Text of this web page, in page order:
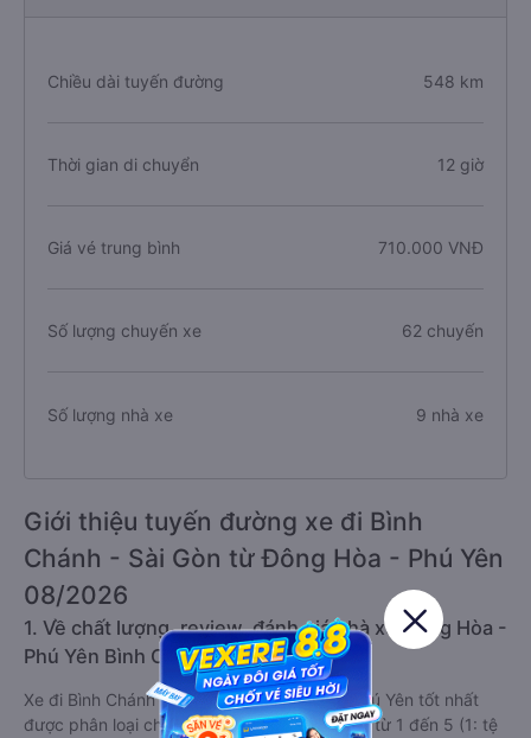
Chiều dài tuyến đường 548 km
Thời gian di chuyển 12 giờ
Giá vé trung bình 710.000 VNĐ
Số lượng chuyến xe 62 chuyến
Số lượng nhà xe 9 nhà xe
Giới thiệu tuyến đường xe đi Bình
Chánh - Sài Gòn từ Đông Hòa - Phú Yên
08/2026
1. Về chất lượng, review, đánh giá nhà xe Đông Hòa -
Phú Yên Bình Chánh - Sài Gòn
Xe đi Bình Chánh - Sài Gòn từ Đông Hòa - Phú Yên tốt nhất
được phân loại chất lượng dựa trên đánh giá từ 1 đến 5 (1: tệ